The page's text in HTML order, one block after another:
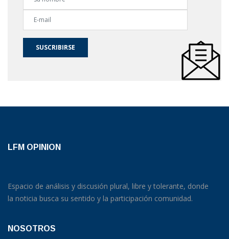
SUSCRIBIRSE
LFM OPINION
Espacio de análisis y discusión plural, libre y tolerante, donde
la noticia busca su sentido y la participación comunidad.
NOSOTROS